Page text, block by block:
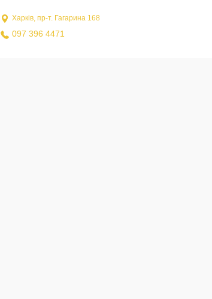
Харків, пр-т. Гагарина 168
097 396 4471